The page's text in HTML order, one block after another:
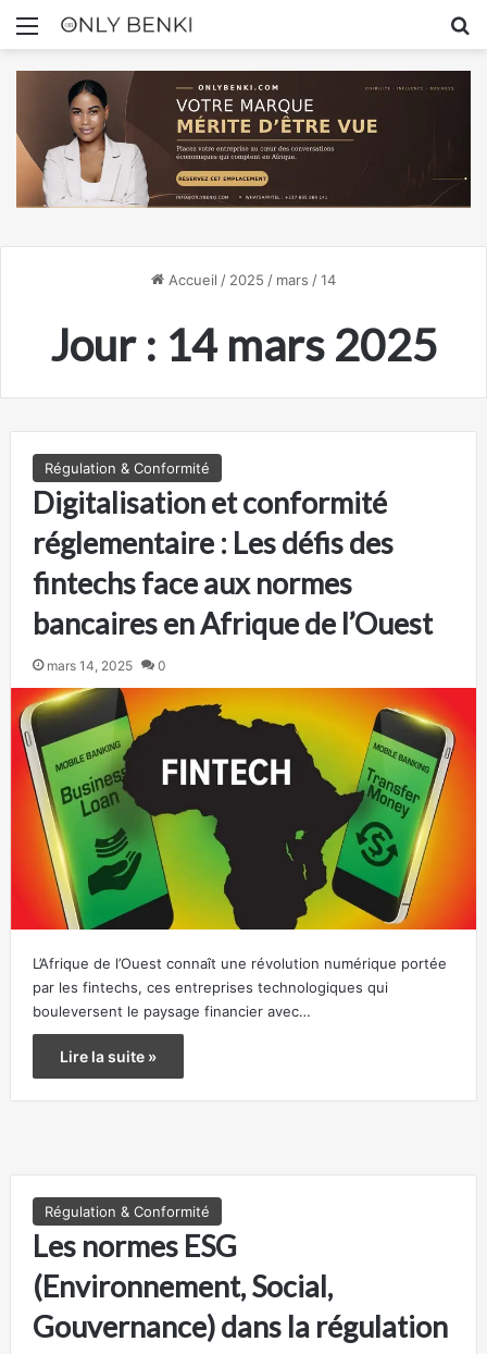
Menu
Accueil / 2025 / mars /14
Jour : 14 mars 2025
Régulation & Conformité
Digitalisation et conformité
réglementaire : Les défis des
fintechs face aux normes
bancaires en Afrique de l’Ouest
mars 14, 2025 0
L’Afrique de l’Ouest connaît une révolution numérique portée
par les fintechs, ces entreprises technologiques qui
bouleversent le paysage financier avec…
Lire la suite »
Régulation & Conformité
Les normes ESG
(Environnement, Social,
Gouvernance) dans la régulation